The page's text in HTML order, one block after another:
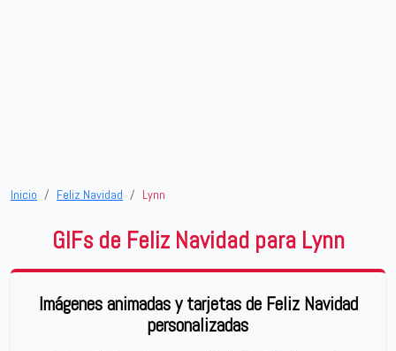
Inicio Feliz Navidad Lynn
GIFs de Feliz Navidad para Lynn
Imágenes animadas y tarjetas de Feliz Navidad
personalizadas